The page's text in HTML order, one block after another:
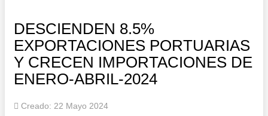
DESCIENDEN 8.5%
EXPORTACIONES PORTUARIAS
Y CRECEN IMPORTACIONES DE
ENERO-ABRIL-2024
Creado: 22 Mayo 2024